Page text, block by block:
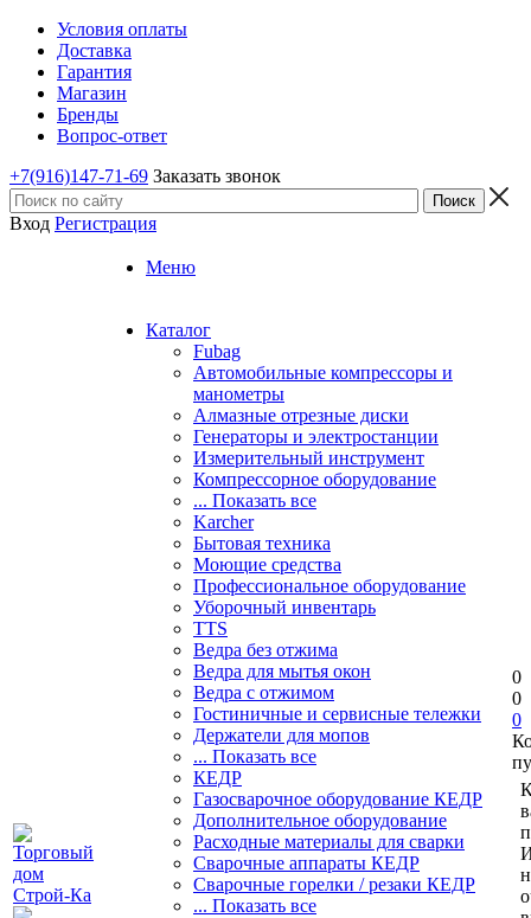
Условия оплаты
Доставка
Гарантия
Магазин
Бренды
Вопрос-ответ
+7(916)147-71-69 Заказать звонок
Вход Регистрация
Меню
Каталог
Fubag
Автомобильные компрессоры и
манометры
Алмазные отрезные диски
Генераторы и электростанции
Измерительный инструмент
Компрессорное оборудование
... Показать все
Karcher
Бытовая техника
Моющие средства
Профессиональное оборудование
Уборочный инвентарь
TTS
Ведра без отжима
Ведра для мытья окон
Ведра с отжимом
Гостиничные и сервисные тележки
Держатели для мопов
... Показать все
КЕДР
Газосварочное оборудование КЕДР
Дополнительное оборудование
Расходные материалы для сварки
Сварочные аппараты КЕДР
Сварочные горелки / резаки КЕДР
... Показать все
0
0
0